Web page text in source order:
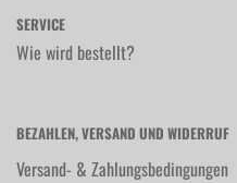
SERVICE
Wie wird bestellt?
BEZAHLEN, VERSAND UND WIDERRUF
Versand- & Zahlungsbedingungen